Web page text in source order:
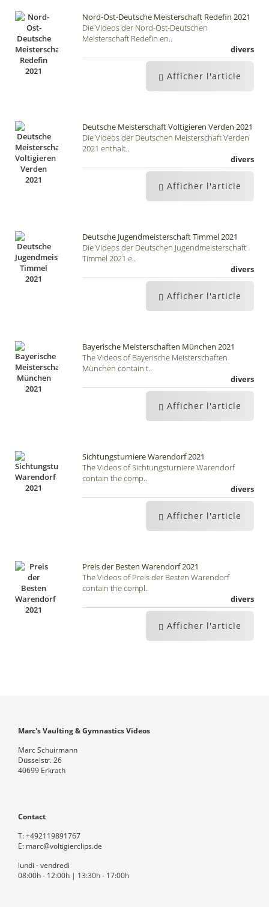
Nord-Ost-Deutsche Meisterschaft Redefin 2021
Die Videos der Nord-Ost-Deutschen
Meisterschaft Redefin en..
divers
Afficher l'article
Deutsche Meisterschaft Voltigieren Verden 2021
Die Videos der Deutschen Meisterschaft Verden
2021 enthalt..
divers
Afficher l'article
Deutsche Jugendmeisterschaft Timmel 2021
Die Videos der Deutschen Jugendmeisterschaft
Timmel 2021 e..
divers
Afficher l'article
Bayerische Meisterschaften München 2021
The Videos of Bayerische Meisterschaften
München contain t..
divers
Afficher l'article
Sichtungsturniere Warendorf 2021
The Videos of Sichtungsturniere Warendorf
contain the comp..
divers
Afficher l'article
Preis der Besten Warendorf 2021
The Videos of Preis der Besten Warendorf
contain the compl..
divers
Afficher l'article
Marc's Vaulting & Gymnastics Videos
Marc Schuirmann
Düsselstr. 26
40699 Erkrath
Contact
T:+492119891767
E: marc@voltigierclips.de
lundi - vendredi
08:00h - 12:00h | 13:30h - 17:00h